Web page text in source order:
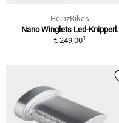
HeinzBikes
Nano Winglets Led-Knipperl.
€ 249,001